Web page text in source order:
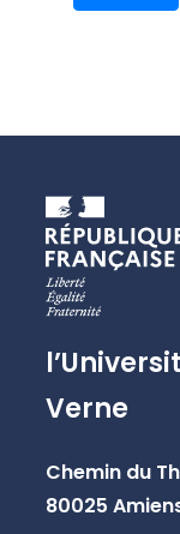
Verne
Chemin du
80025